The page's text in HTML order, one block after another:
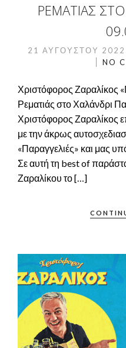
ΡΕΜΑΤΙΆΣ
21 ΑΥΓΟΎΣΤΟΥ 2022
NO
Χριστόφορος Ζαραλίκος
Ρεματιάς στο Χαλάνδρι
Χριστόφορος Ζαραλίκος
με την άκρως
«Παραγγελιές» και μας
Σε αυτή τη best of
Ζαραλίκου το […]